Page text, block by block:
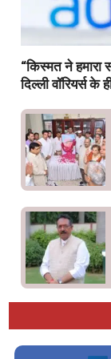
“किस्मत ने
दिल्ली वॉरियर्स के